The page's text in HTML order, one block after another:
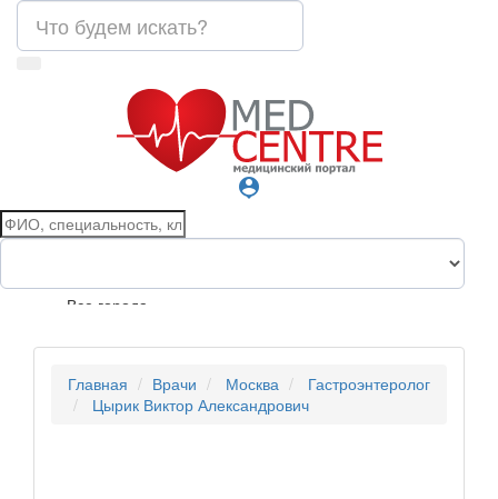
person_pin
Все города
Главная Врачи Москва
Гастроэнтеролог
Цырик Виктор Александрович